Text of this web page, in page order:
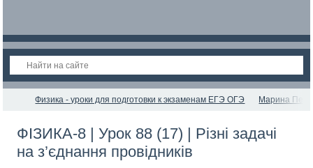
Физика - уроки для подготовки к экзаменам ЕГЭ ОГЭ Марина
ФІЗИКА-8 | Урок 88 (17) | Різні задачі
на з’єднання провідників